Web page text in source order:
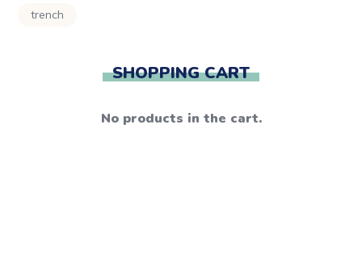
trench
SHOPPING CART
No products in the cart.